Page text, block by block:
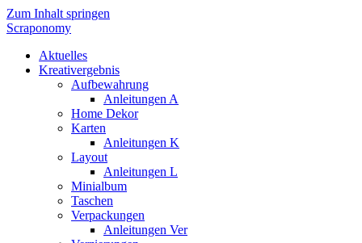
Zum Inhalt springen
Scraponomy
Aktuelles
Kreativergebnis
Aufbewahrung
Anleitungen A
Home Dekor
Karten
Anleitungen K
Layout
Anleitungen L
Minialbum
Taschen
Verpackungen
Anleitungen Ver